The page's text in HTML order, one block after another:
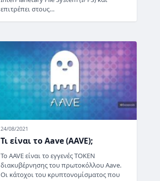
επιτρέπει στους…
24/08/2021
Τι είναι το Aave (AAVE);
Το AAVE είναι το εγγενές TOKEN
διακυβέρνησης του πρωτοκόλλου Aave.
Οι κάτοχοι του κρυπτονομίσματος που